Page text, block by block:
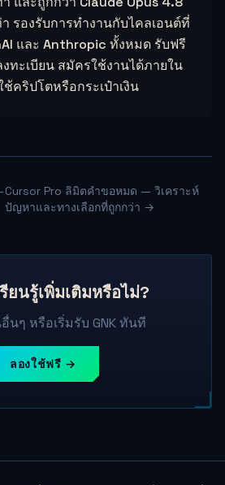
รองรับการทำงานกับไคลเอนต์ที่
และ Anthropic ทั้งหมด รับฟรี
ทะเบียน สมัครใช้งานได้ภายใน
คริปโตหรือกระเป๋าเงิน
Cursor Pro ลิมิตคำขอหมด — วิเคราะห์
ปัญหาและทางเลือกที่ถูกกว่า →
ยนรู้เพิ่มเติมหรือไม่?
นๆ หรือเริ่มรับ GNK ทันที
ลองใช้ฟรี →